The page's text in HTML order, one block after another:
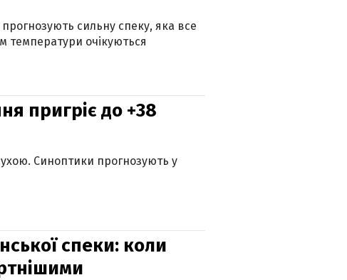
сильну спеку, яка все
температури очікуються
пригріє до +38
Синоптики прогнозують у
спеки: коли